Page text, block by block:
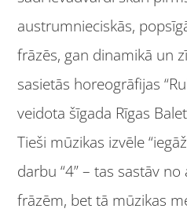
austrumnieciskās,
frāzēs, gan dinamikā un
sasietās horeogrāfijas
veidota šīgada Rīgas
Tieši mūzikas izvēle
darbu “4” – tas sastāv
frāzēm, bet tā mūzikas